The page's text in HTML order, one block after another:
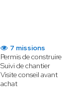
7 missions
Permis de construire
Suivi de chantier
Visite conseil avant
achat